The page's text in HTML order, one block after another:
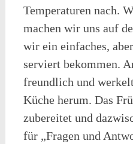
Temperaturen nach.
machen wir uns auf
wir ein einfaches,
serviert bekommen.
freundlich und
Küche herum. Das
zubereitet und
für „Fragen und